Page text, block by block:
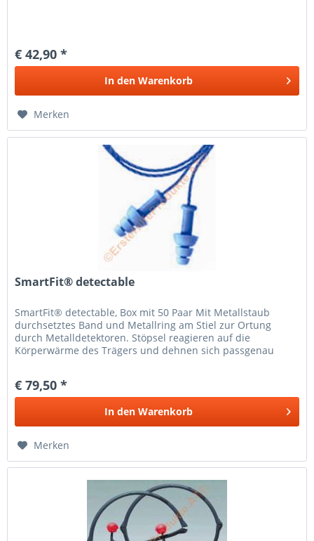
€ 42,90 *
In den Warenkorb
Merken
SmartFit® detectable
SmartFit® detectable, Box mit 50 Paar Mit Metallstaub
durchsetztes Band und Metallring am Stiel zur Ortung
durch Metalldetektoren. Stöpsel reagieren auf die
Körperwärme des Trägers und dehnen sich passgenau
€ 79,50 *
In den Warenkorb
Merken